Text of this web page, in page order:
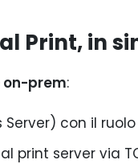
Print, in
on-prem:
Server) con il ruolo
print server via